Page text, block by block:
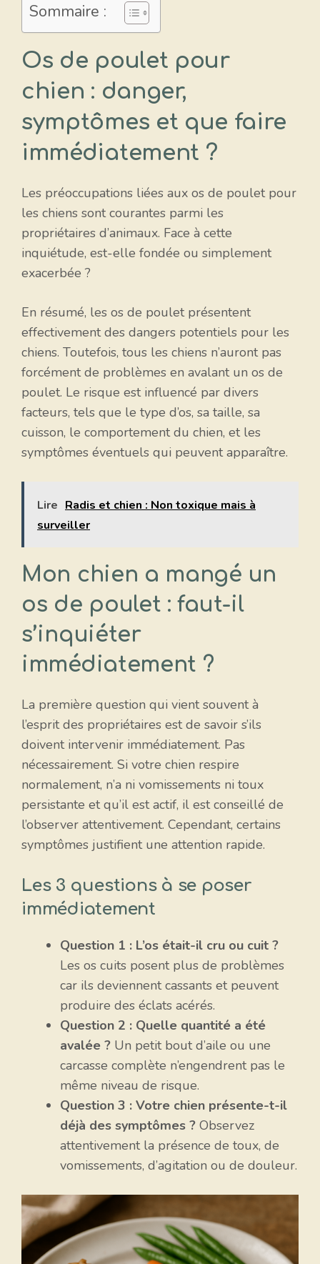
Sommaire :
Os de poulet pour
chien : danger,
symptômes et que faire
immédiatement ?
Les préoccupations liées aux os de poulet pour
les chiens sont courantes parmi les
propriétaires d’animaux. Face à cette
inquiétude, est-elle fondée ou simplement
exacerbée ?
En résumé, les os de poulet présentent
effectivement des dangers potentiels pour les
chiens. Toutefois, tous les chiens n’auront pas
forcément de problèmes en avalant un os de
poulet. Le risque est influencé par divers
facteurs, tels que le type d’os, sa taille, sa
cuisson, le comportement du chien, et les
symptômes éventuels qui peuvent apparaître.
Lire Radis et chien : Non toxique mais à
surveiller
Mon chien a mangé un
os de poulet : faut-il
s’inquiéter
immédiatement ?
La première question qui vient souvent à
l’esprit des propriétaires est de savoir s’ils
doivent intervenir immédiatement. Pas
nécessairement. Si votre chien respire
normalement, n’a ni vomissements ni toux
persistante et qu’il est actif, il est conseillé de
l’observer attentivement. Cependant, certains
symptômes justifient une attention rapide.
Les 3 questions à se poser
immédiatement
Question 1 : L’os était-il cru ou cuit ?
Les os cuits posent plus de problèmes
car ils deviennent cassants et peuvent
produire des éclats acérés.
Question 2 : Quelle quantité a été
avalée ? Un petit bout d’aile ou une
carcasse complète n’engendrent pas le
même niveau de risque.
Question 3 : Votre chien présente-t-il
déjà des symptômes ? Observez
attentivement la présence de toux, de
vomissements, d’agitation ou de douleur.